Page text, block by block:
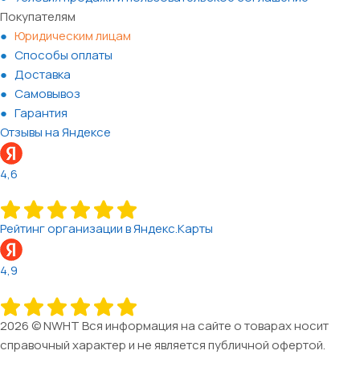
Покупателям
Юридическим лицам
Способы оплаты
Доставка
Самовывоз
Гарантия
Отзывы на Яндексе
4,6
Рейтинг организации в Яндекс.Карты
4,9
2026 © NWHT Вся информация на сайте о товарах носит
справочный характер и не является публичной офертой.